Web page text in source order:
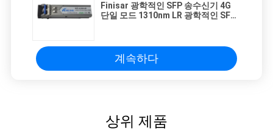
Finisar 광학적인 SFP 송수신기 4G
단일 모드 1310nm LR 광학적인 SFP
계속하다
상위 제품